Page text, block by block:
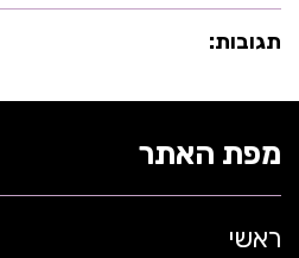
תגובות:
מפת האתר
ראשי